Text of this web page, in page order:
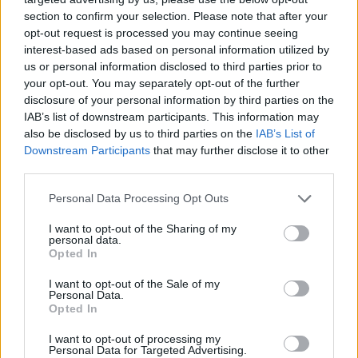
section to confirm your selection. Please note that after your
opt-out request is processed you may continue seeing
interest-based ads based on personal information utilized by
us or personal information disclosed to third parties prior to
your opt-out. You may separately opt-out of the further
disclosure of your personal information by third parties on the
IAB’s list of downstream participants. This information may
also be disclosed by us to third parties on the IAB’s List of
Downstream Participants that may further disclose it to other
Personal Data Processing Opt Outs
I want to opt-out of the Sharing of my
personal data.
Opted In
I want to opt-out of the Sale of my
Personal Data.
Opted In
I want to opt-out of processing my
Personal Data for Targeted Advertising.
Resterend oefenprogramma Ajax: waar zijn de
duels te zien
Ajax groeit onder Míchel, maar transfermarkt
blijft cruciaal
Ajax-talent Mohamed Abdalla schrijft Europese
geschiedenis
de basis bij FC Barcelona
Servische media vergelijken Ajax-talent Abdellah
Ouazane met Lionel Messi
Ajax zet grote stap richting volgende ronde na
ruime zege op Vojvodina